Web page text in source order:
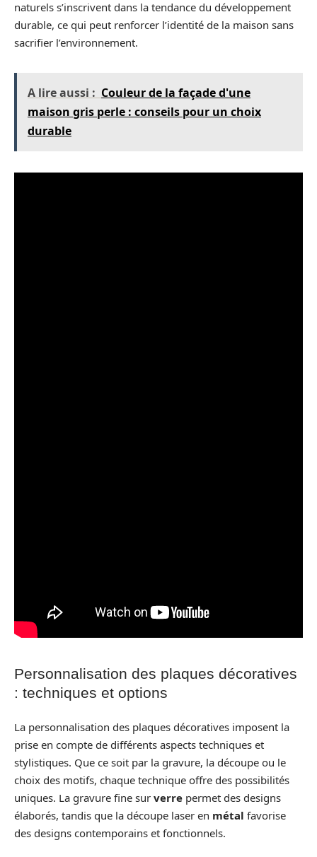
naturels s’inscrivent dans la tendance du développement
durable, ce qui peut renforcer l’identité de la maison sans
sacrifier l’environnement.
A lire aussi : Couleur de la façade d'une
maison gris perle : conseils pour un choix
durable
Personnalisation des plaques décoratives
: techniques et options
La personnalisation des plaques décoratives imposent la
prise en compte de différents aspects techniques et
stylistiques. Que ce soit par la gravure, la découpe ou le
choix des motifs, chaque technique offre des possibilités
uniques. La gravure fine sur verre permet des designs
élaborés, tandis que la découpe laser en métal favorise
des designs contemporains et fonctionnels.